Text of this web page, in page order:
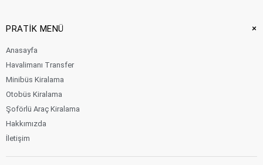
PRATİK MENÜ +
Anasayfa
Havalimanı Transfer
Minibüs Kiralama
Otobüs Kiralama
Şoförlü Araç Kiralama
Hakkımızda
İletişim